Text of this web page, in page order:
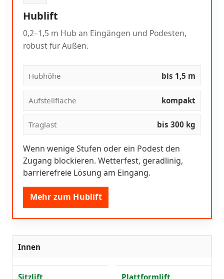
Hublift
0,2–1,5 m Hub an Eingängen und Podesten,
robust für Außen.
Hubhöhe bis 1,5 m
Aufstellfläche kompakt
Traglast bis 300 kg
Wenn wenige Stufen oder ein Podest den
Zugang blockieren. Wetterfest, geradlinig,
barrierefreie Lösung am Eingang.
Mehr zum Hublift
Innen
Sitzlift Plattformlift